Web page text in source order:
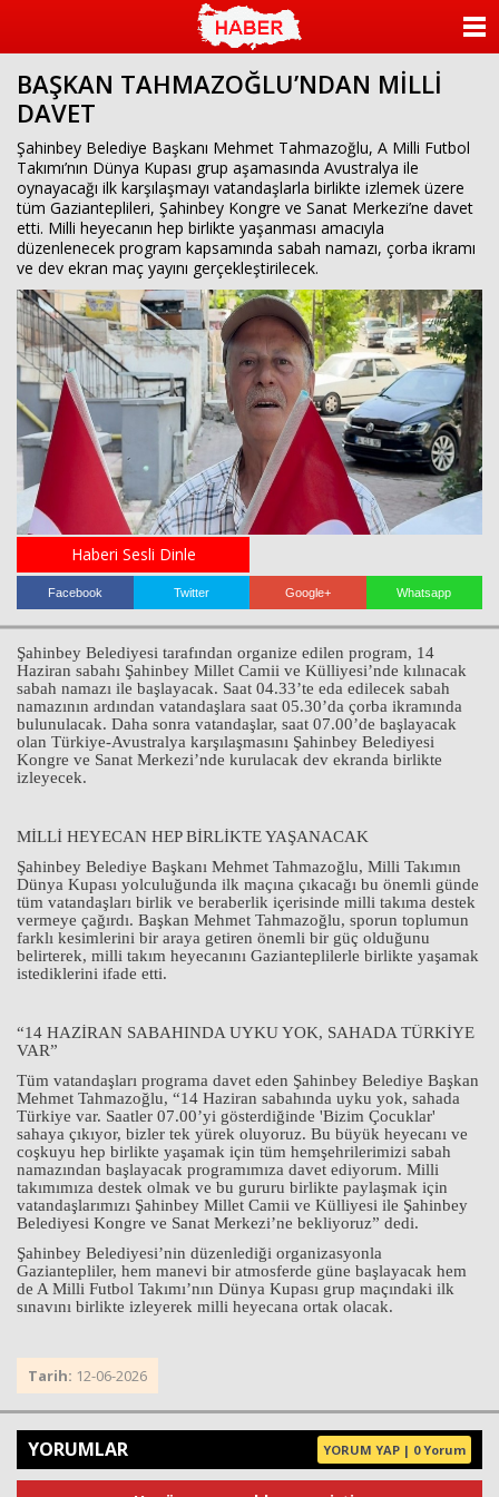
BAŞKAN TAHMAZOĞLU’NDAN MİLLİ
DAVET
Şahinbey Belediye Başkanı Mehmet Tahmazoğlu, A Milli Futbol
Takımı’nın Dünya Kupası grup aşamasında Avustralya ile
oynayacağı ilk karşılaşmayı vatandaşlarla birlikte izlemek üzere
tüm Gazianteplileri, Şahinbey Kongre ve Sanat Merkezi’ne davet
etti. Milli heyecanın hep birlikte yaşanması amacıyla
düzenlenecek program kapsamında sabah namazı, çorba ikramı
ve dev ekran maç yayını gerçekleştirilecek.
Haberi Sesli Dinle
Facebook Twitter Google+ Whatsapp
Şahinbey Belediyesi tarafından organize edilen program, 14
Haziran sabahı Şahinbey Millet Camii ve Külliyesi’nde kılınacak
sabah namazı ile başlayacak. Saat 04.33’te eda edilecek sabah
namazının ardından vatandaşlara saat 05.30’da çorba ikramında
bulunulacak. Daha sonra vatandaşlar, saat 07.00’de başlayacak
olan Türkiye-Avustralya karşılaşmasını Şahinbey Belediyesi
Kongre ve Sanat Merkezi’nde kurulacak dev ekranda birlikte
izleyecek.
MİLLİ HEYECAN HEP BİRLİKTE YAŞANACAK
Şahinbey Belediye Başkanı Mehmet Tahmazoğlu, Milli Takımın
Dünya Kupası yolculuğunda ilk maçına çıkacağı bu önemli günde
tüm vatandaşları birlik ve beraberlik içerisinde milli takıma destek
vermeye çağırdı. Başkan Mehmet Tahmazoğlu, sporun toplumun
farklı kesimlerini bir araya getiren önemli bir güç olduğunu
belirterek, milli takım heyecanını Gazianteplilerle birlikte yaşamak
istediklerini ifade etti.
“14 HAZİRAN SABAHINDA UYKU YOK, SAHADA TÜRKİYE
VAR”
Tüm vatandaşları programa davet eden Şahinbey Belediye Başkan
Mehmet Tahmazoğlu, “14 Haziran sabahında uyku yok, sahada
Türkiye var. Saatler 07.00’yi gösterdiğinde 'Bizim Çocuklar'
sahaya çıkıyor, bizler tek yürek oluyoruz. Bu büyük heyecanı ve
coşkuyu hep birlikte yaşamak için tüm hemşehrilerimizi sabah
namazından başlayacak programımıza davet ediyorum. Milli
takımımıza destek olmak ve bu gururu birlikte paylaşmak için
vatandaşlarımızı Şahinbey Millet Camii ve Külliyesi ile Şahinbey
Belediyesi Kongre ve Sanat Merkezi’ne bekliyoruz” dedi.
Şahinbey Belediyesi’nin düzenlediği organizasyonla
Gaziantepliler, hem manevi bir atmosferde güne başlayacak hem
de A Milli Futbol Takımı’nın Dünya Kupası grup maçındaki ilk
sınavını birlikte izleyerek milli heyecana ortak olacak.
Tarih: 12-06-2026
YORUMLAR YORUM YAP | 0 Yorum
KATEGORİLER
ANKETLER
FOTO GALERİ
VİDEO GALERİ
KÜNYE
İLETİŞİM
Haberin Doğru Adresi.